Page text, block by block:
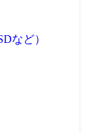
など）